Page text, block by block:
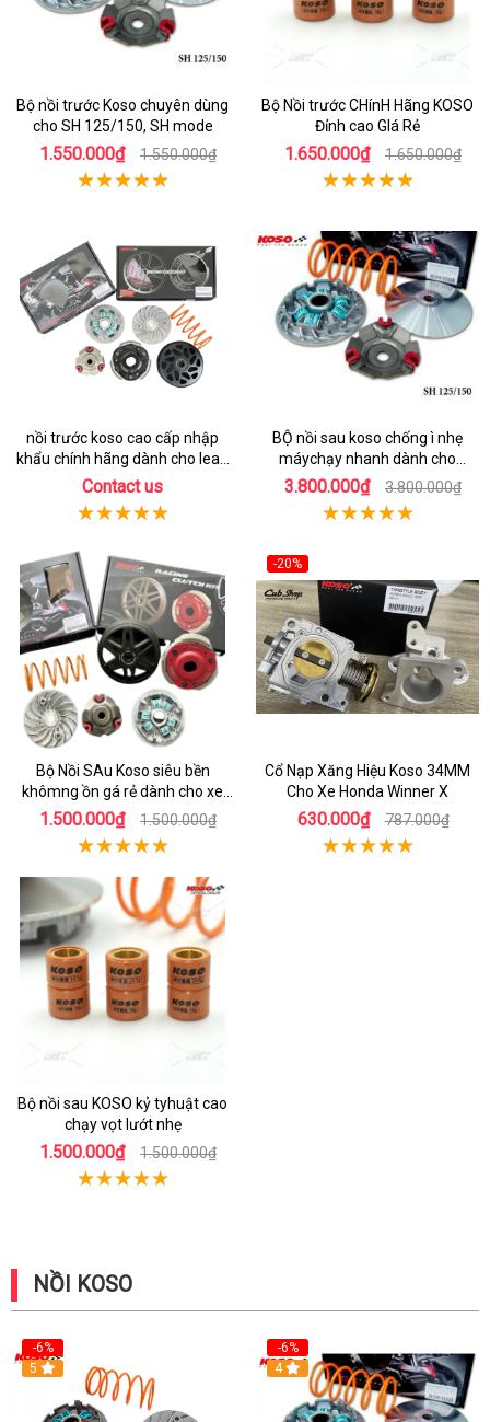
Bộ nồi trước Koso chuyên dùng
cho SH 125/150, SH mode
1.550.000₫ 1.550.000₫
Bộ Nồi trước CHínH Hãng KOSO
Đỉnh cao GIá Rẻ
1.650.000₫ 1.650.000₫
nồi trước koso cao cấp nhập
khẩu chính hãng dành cho lead
125
Contact us
BỘ nồi sau koso chống ì nhẹ
máychạy nhanh dành cho
honda Sh 150
3.800.000₫ 3.800.000₫
Bộ Nồi SAu Koso siêu bền
khômng ồn gá rẻ dành cho xe
Vario150
1.500.000₫ 1.500.000₫
-20%
Cổ Nạp Xăng Hiệu Koso 34MM
Cho Xe Honda Winner X
630.000₫ 787.000₫
Bộ nồi sau KOSO kỷ tyhuật cao
chạy vọt lướt nhẹ
1.500.000₫ 1.500.000₫
NỒI KOSO
-6%
5
-6%
4